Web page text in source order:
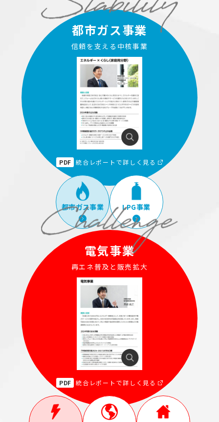
都市ガス事業
信頼を支える中核事業
PDF 統合レポートで詳しく見る
都市ガス事業 LPG事業
電気事業
再エネ普及と販売拡大
PDF 統合レポートで詳しく見る